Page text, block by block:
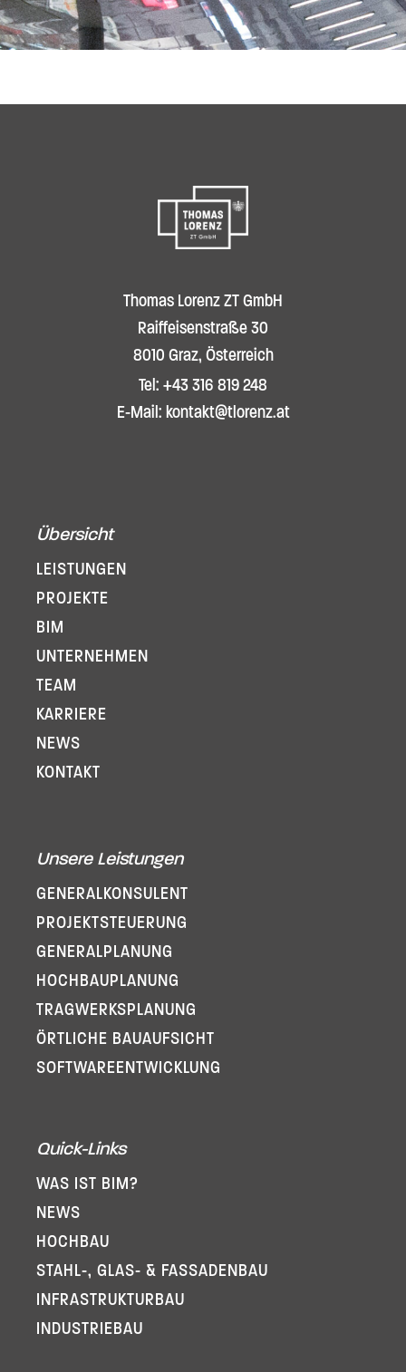
Thomas Lorenz ZT GmbH
Raiffeisenstraße 30
8010 Graz, Österreich
Tel: +43 316 819 248
E-Mail: kontakt@tlorenz.at
Übersicht
LEISTUNGEN
PROJEKTE
BIM
UNTERNEHMEN
TEAM
KARRIERE
NEWS
KONTAKT
Unsere Leistungen
GENERAL­KONSULENT
PROJEKT­STEUERUNG
GENERAL­PLANUNG
HOCHBAUPLANUNG
TRAGWERKSPLANUNG
ÖRTLICHE BAUAUFSICHT
SOFTWARE­ENTWICKLUNG
Quick-Links
WAS IST BIM?
NEWS
HOCHBAU
STAHL-, GLAS- & FASSADENBAU
INFRA­STRUKTURBAU
INDUSTRIEBAU